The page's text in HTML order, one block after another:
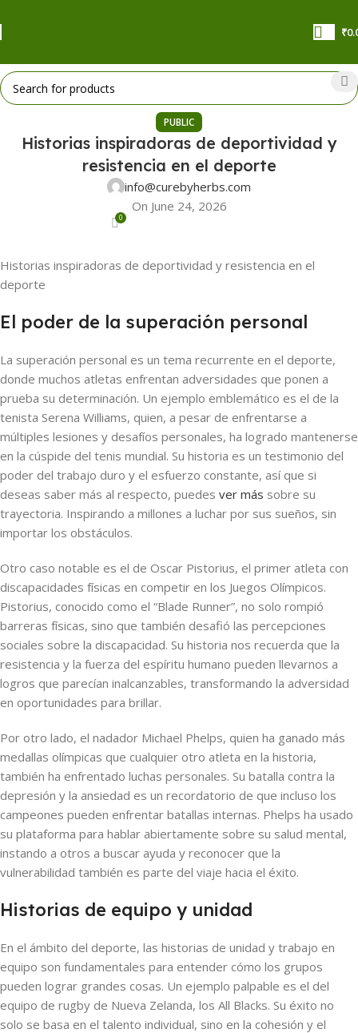
₹
PUBLIC
Historias inspiradoras de deportividad y
resistencia en el deporte
info@curebyherbs.com
On June 24, 2026
0
Historias inspiradoras de deportividad y resistencia en el
deporte
El poder de la superación personal
La superación personal es un tema recurrente en el deporte,
donde muchos atletas enfrentan adversidades que ponen a
prueba su determinación. Un ejemplo emblemático es el de la
tenista Serena Williams, quien, a pesar de enfrentarse a
múltiples lesiones y desafíos personales, ha logrado mantenerse
en la cúspide del tenis mundial. Su historia es un testimonio del
poder del trabajo duro y el esfuerzo constante, así que si
deseas saber más al respecto, puedes ver más sobre su
trayectoria. Inspirando a millones a luchar por sus sueños, sin
importar los obstáculos.
Otro caso notable es el de Oscar Pistorius, el primer atleta con
discapacidades físicas en competir en los Juegos Olímpicos.
Pistorius, conocido como el “Blade Runner”, no solo rompió
barreras físicas, sino que también desafió las percepciones
sociales sobre la discapacidad. Su historia nos recuerda que la
resistencia y la fuerza del espíritu humano pueden llevarnos a
logros que parecían inalcanzables, transformando la adversidad
en oportunidades para brillar.
Por otro lado, el nadador Michael Phelps, quien ha ganado más
medallas olímpicas que cualquier otro atleta en la historia,
también ha enfrentado luchas personales. Su batalla contra la
depresión y la ansiedad es un recordatorio de que incluso los
campeones pueden enfrentar batallas internas. Phelps ha usado
su plataforma para hablar abiertamente sobre su salud mental,
instando a otros a buscar ayuda y reconocer que la
vulnerabilidad también es parte del viaje hacia el éxito.
Historias de equipo y unidad
En el ámbito del deporte, las historias de unidad y trabajo en
equipo son fundamentales para entender cómo los grupos
pueden lograr grandes cosas. Un ejemplo palpable es el del
equipo de rugby de Nueva Zelanda, los All Blacks. Su éxito no
solo se basa en el talento individual, sino en la cohesión y el